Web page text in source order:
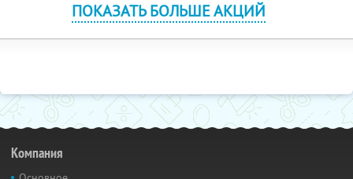
ПОКАЗАТЬ БОЛЬШЕ АКЦИЙ
Компания